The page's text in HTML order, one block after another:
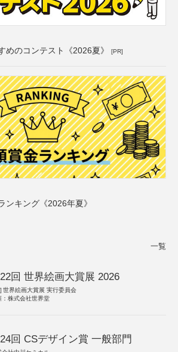
めのコンテスト《2026夏》 [PR]
ンキング《2026年夏》
一覧
回 世界絵画大賞展 2026
世界絵画大賞展 実行委員会
：株式会社世界堂
回 CSデザイン賞 一般部門